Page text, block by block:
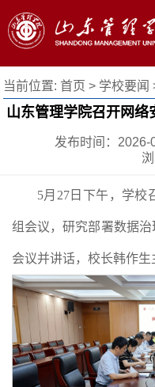
当前位置: 首页 > 学校要闻
山东管理学院召开网
发布时间：2026-
浏
5月27日下午，学校
组会议，研究部署数据
会议并讲话，校长韩作生